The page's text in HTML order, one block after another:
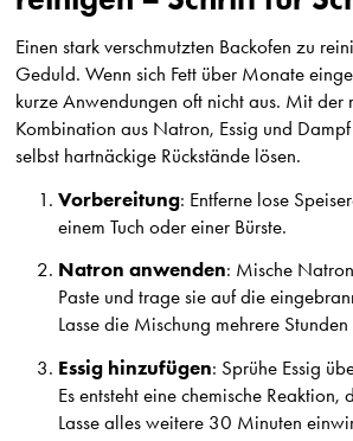
Einen stark verschmutzten Backofen zu
Geduld. Wenn sich Fett über Monate
kurze Anwendungen oft nicht aus. Mit der
Kombination aus Natron, Essig und
selbst hartnäckige Rückstände lösen.
Vorbereitung: Entferne lose
einem Tuch oder einer Bürste.
Natron anwenden: Mische
Paste und trage sie auf die
Lasse die Mischung mehrere
Essig hinzufügen: Sprühe Essig
Es entsteht eine chemische Reaktion,
Lasse alles weitere 30 Minuten